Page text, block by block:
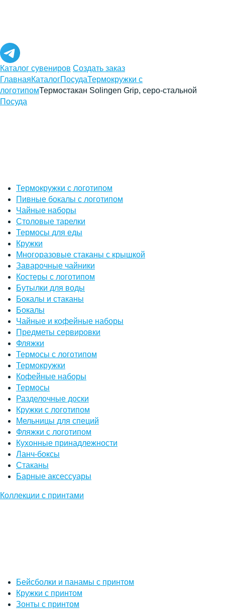
Каталог сувениров Создать заказ
ГлавнаяКаталогПосудаТермокружки с
логотипомТермостакан Solingen Grip, серо-стальной
Посуда
Термокружки с логотипом
Пивные бокалы с логотипом
Чайные наборы
Столовые тарелки
Термосы для еды
Кружки
Многоразовые стаканы с крышкой
Заварочные чайники
Костеры с логотипом
Бутылки для воды
Бокалы и стаканы
Бокалы
Чайные и кофейные наборы
Предметы сервировки
Фляжки
Термосы с логотипом
Термокружки
Кофейные наборы
Термосы
Разделочные доски
Кружки с логотипом
Мельницы для специй
Фляжки с логотипом
Кухонные принадлежности
Ланч-боксы
Стаканы
Барные аксессуары
Коллекции с принтами
Бейсболки и панамы с принтом
Кружки с принтом
Зонты с принтом